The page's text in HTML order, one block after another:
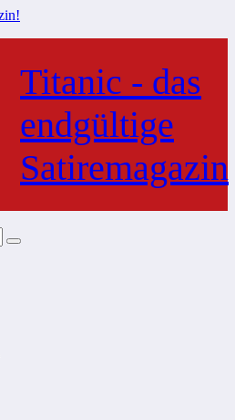
Titanic - das
endgültige
Satiremagazin